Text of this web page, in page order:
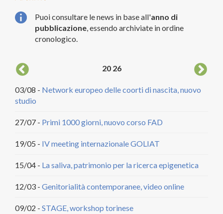
Puoi consultare le news in base all'anno di
pubblicazione , essendo archiviate in ordine
cronologico.
20 26
03/08 - Network europeo delle coorti di nascita, nuovo
studio
27/07 - Primi 1000 giorni, nuovo corso FAD
19/05 - IV meeting internazionale GOLIAT
15/04 - La saliva, patrimonio per la ricerca epigenetica
12/03 - Genitorialità contemporanee, video online
09/02 - STAGE, workshop torinese